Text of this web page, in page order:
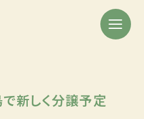
で新しく分譲予定